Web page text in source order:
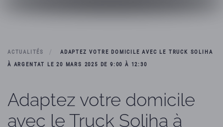
ACTUALITÉS
ADAPTEZ VOTRE DOMICILE AVEC LE TRUCK SOLIHA
À ARGENTAT LE 20 MARS 2025 DE 9:00 À 12:30
Adaptez votre domicile
avec le Truck Soliha à